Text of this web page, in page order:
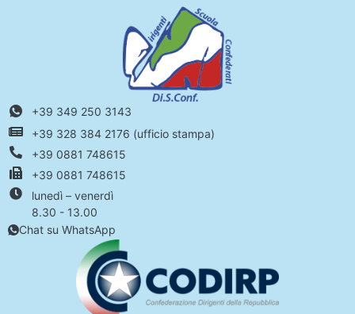
+39 349 250 3143
+39 328 384 2176 (ufficio stampa)
+39 0881 748615
+39 0881 748615
lunedì – venerdì
8.30 - 13.00
Chat su WhatsApp